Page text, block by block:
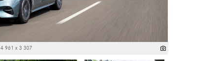
4 961 x 3 307